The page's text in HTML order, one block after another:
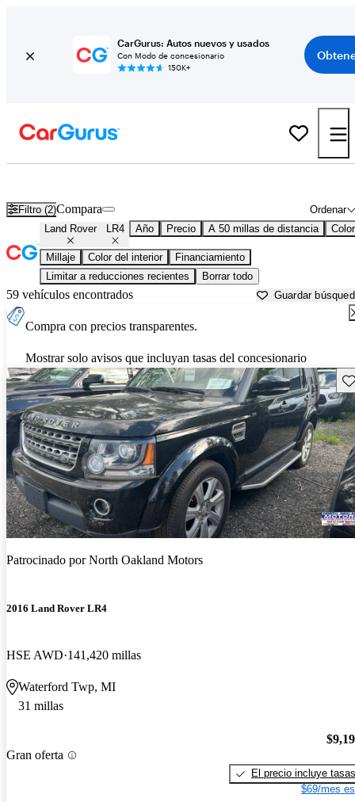
CarGurus: Autos nuevos y usados
Con Modo de concesionario
150K+
Filtro (2) Ordenar
Compara
Land Rover LR4 Año Precio A 50 millas de distancia Color
Millaje Color del interior
Financiamiento
Limitar a reducciones recientes
Borrar todo
59 vehículos encontrados Guardar
Compra con precios transparentes.
Mostrar solo avisos que incluyan tasas del concesionario
Patrocinado porNorth Oakland Motors
2016 Land Rover LR4
HSE AWD 141,420 millas
Waterford Twp, MI
31 millas
Gran oferta
El precio incluye tasas
$69/mes